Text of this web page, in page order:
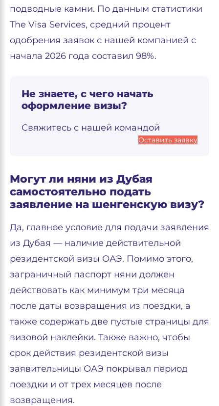
подводные камни. По данным статистики
The Visa Services, средний процент
одобрения заявок с нашей компанией с
начала 2026 года составил 98%.
Не знаете, с чего начать
оформление визы?
Свяжитесь с нашей командой
Оставить заявку
Могут ли няни из Дубая
самостоятельно подать
заявление на шенгенскую визу?
Да, главное условие для подачи заявления
из Дубая — наличие действительной
резидентской визы ОАЭ. Помимо этого,
заграничный паспорт няни должен
действовать как минимум три месяца
после даты возвращения из поездки, а
также содержать две пустые страницы для
визовой наклейки. Также важно, чтобы
срок действия резидентской визы
заявительницы ОАЭ покрывал период
поездки и от трех месяцев после
возвращения.